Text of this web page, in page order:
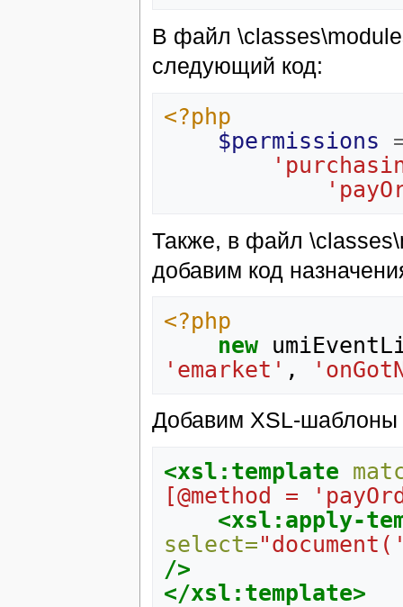
В файл
следующий код:
<?php
$permissions
Также, в файл
добавим код
<?php
new
'emarket' ,
Добавим XSL-
<xsl:template
[@method =
<xsl:apply-
select=
/>
</xsl:template>